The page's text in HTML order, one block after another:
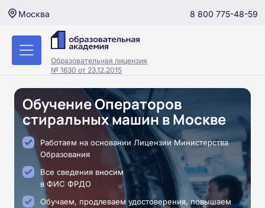
Москва 8 800 775-48-59
Образовательная лицензия
№ 1630 от 23.12.2015
Обучение Операторов
стиральных машин в Москве
Работаем на основании Лицензии Министерства
Образования
Все сведения вносим
в ФИС ФРДО
Обучаем, продлеваем удостоверения, повышаем